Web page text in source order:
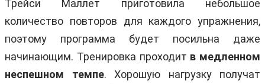
Трейси Маллет приготовила небольшое
количество повторов для каждого упражнения,
поэтому программа будет посильна даже
начинающим. Тренировка проходит в медленном
неспешном темпе. Хорошую нагрузку получат